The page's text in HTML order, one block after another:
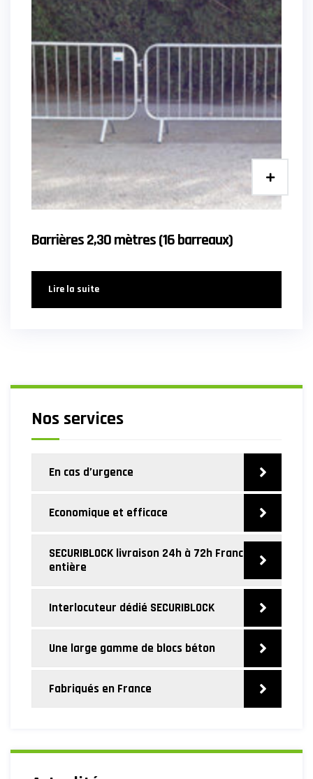
Barrières 2,30 mètres (16 barreaux)
Lire la suite
Nos services
En cas d’urgence
Economique et efficace
SECURIBLOCK livraison 24h à 72h France
entière
Interlocuteur dédié SECURIBLOCK
Une large gamme de blocs béton
Fabriqués en France